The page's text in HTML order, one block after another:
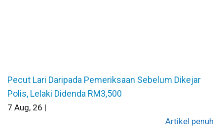
Pecut Lari Daripada Pemeriksaan Sebelum Dikejar
Polis, Lelaki Didenda RM3,500
7 Aug, 26 |
Artikel penuh